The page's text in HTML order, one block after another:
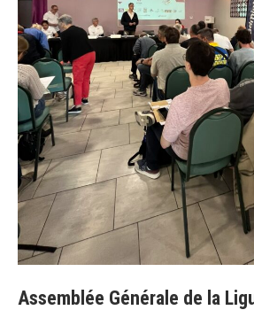
Assemblée Générale de la